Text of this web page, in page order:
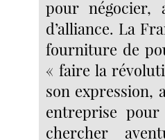
pour
d’alliance. La
fourniture de
« faire la
son expression,
entreprise
chercher